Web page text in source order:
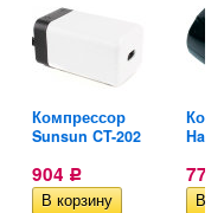
Компрессор
Sunsun CT-202
904 Р 774